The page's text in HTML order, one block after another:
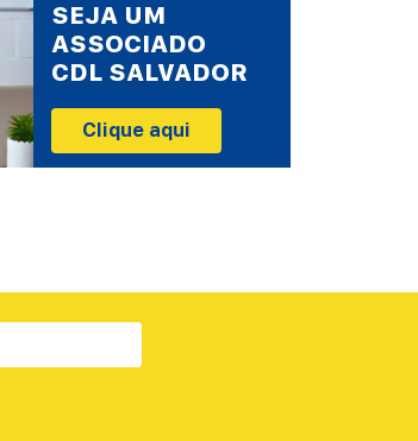
SEJA UM
ASSOCIADO
CDL SALVADOR
Clique aqui